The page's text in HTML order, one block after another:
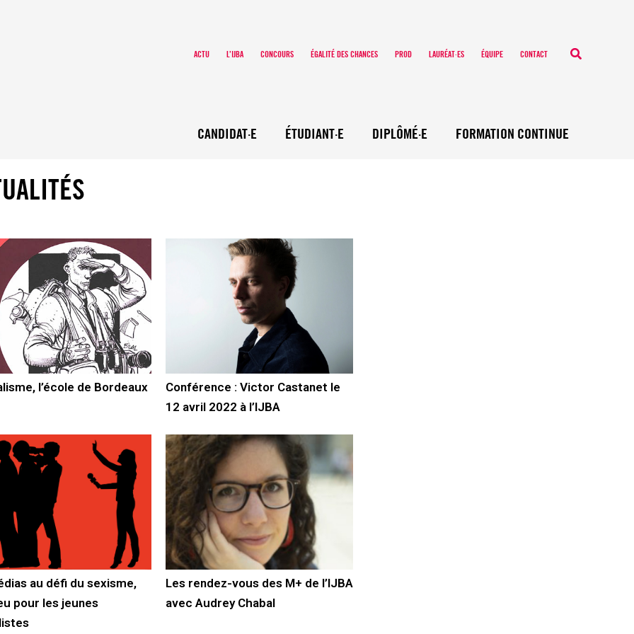
ACTU L’IJBA CONCOURS ÉGALITÉ DES CHANCES PROD LAURÉAT·ES ÉQUIPE CONTACT
CANDIDAT·E ÉTUDIANT·E DIPLÔMÉ·E FORMATION CONTINUE
l’école de Bordeaux
Conférence : Victor Castanet le
12 avril 2022 à l’IJBA
au défi du sexisme,
pour les jeunes
Les rendez-vous des M+ de l’IJBA
avec Audrey Chabal